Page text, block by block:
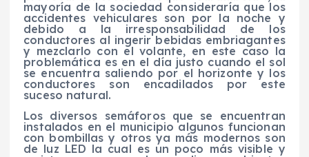
mayoría de la sociedad consideraría que los
accidentes vehiculares son por la noche y
debido a la irresponsabilidad de los
conductores al ingerir bebidas embriagantes
y mezclarlo con el volante, en este caso la
problemática es en el día justo cuando el sol
se encuentra saliendo por el horizonte y los
conductores son encadilados por este
suceso natural.
Los diversos semáforos que se encuentran
instalados en el municipio algunos funcionan
con bombillas y otros ya más modernos son
de luz LED la cual es un poco más visible y